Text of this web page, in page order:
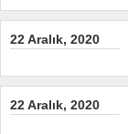
22 Aralık, 2020
22 Aralık, 2020